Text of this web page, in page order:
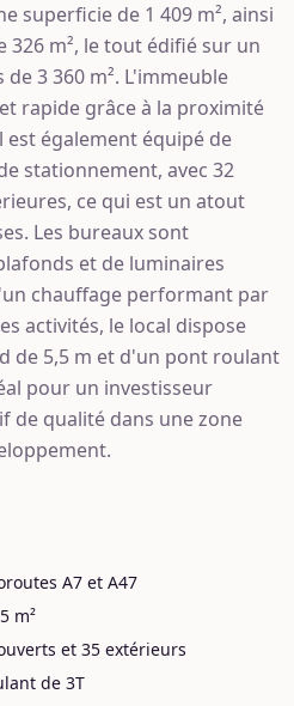
superficie de 1 409 m², ainsi
326 m², le tout édifié sur un
3 360 m². L'immeuble
rapide grâce à la proximité
également équipé de
stationnement, avec 32
ce qui est un atout
Les bureaux sont
et de luminaires
chauffage performant par
activités, le local dispose
de 5,5 m et d'un pont roulant
pour un investisseur
de qualité dans une zone
A7 et A47
m²
et 35 extérieurs
de 3T